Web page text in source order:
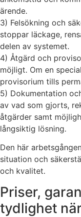
ärende.
3) Felsökning och
stoppar läckage,
delen av systemet.
4) Åtgärd och
möjligt. Om en
provisorium tills
5) Dokumentation
av vad som gjorts,
åtgärder samt
långsiktig lösning.
Den här
situation och
och kvalitet.
Priser,
tydlighet